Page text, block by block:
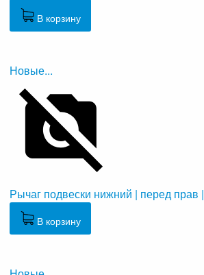
В корзину
Новые...
Рычаг подвески нижний | перед прав |
В корзину